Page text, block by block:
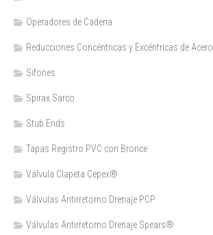
Operadores de Cadena
Reducciones Concéntricas y Excéntricas de Acero
Sifones
Spirax Sarco
Stub Ends
Tapas Registro PVC con Bronce
Válvula Clapeta Cepex®
Válvulas Antirretorno Drenaje PCP
Válvulas Antirretorno Drenaje Spears®